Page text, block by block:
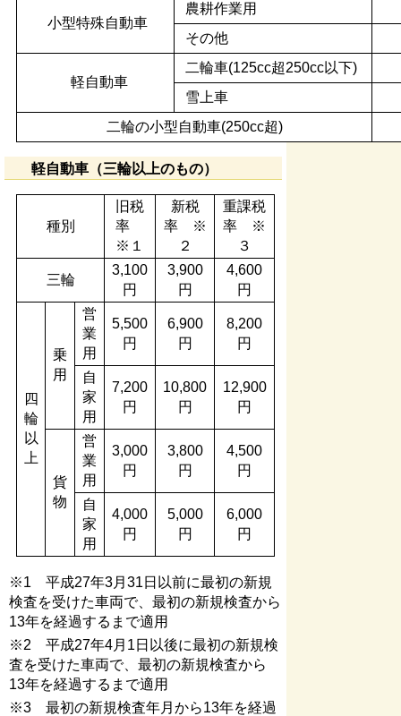
小型特殊自動車
農耕作業用
その他
軽自動車
二輪車(125cc超250cc以下)
雪上車
二輪の小型自動車(250cc超)
軽自動車（三輪以上のもの）
種別
旧税
率
※１
新税
率 ※
２
重課税
率 ※
３
三輪
3,100
円
3,900
円
4,600
円
四
輪
以
上
乗
用
営
業
用
5,500
円
6,900
円
8,200
円
自
家
用
7,200
円
10,800
円
12,900
円
貨
物
営
業
用
3,000
円
3,800
円
4,500
円
自
家
用
4,000
円
5,000
円
6,000
円
※1 平成27年3月31日以前に最初の新規
検査を受けた車両で、最初の新規検査から
13年を経過するまで適用
※2 平成27年4月1日以後に最初の新規検
査を受けた車両で、最初の新規検査から
13年を経過するまで適用
※3 最初の新規検査年月から13年を経過